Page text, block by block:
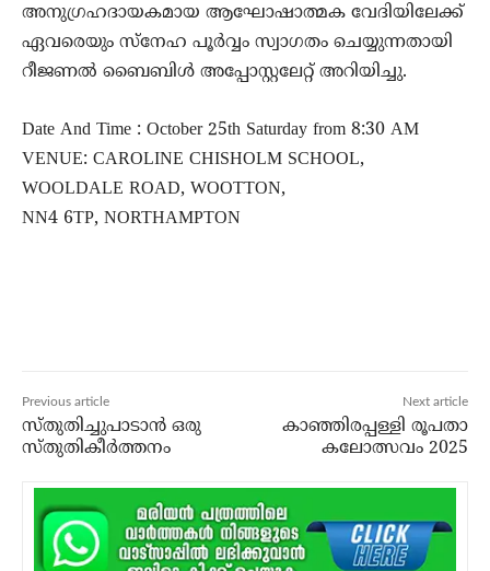
അനുഗ്രഹദായകമായ ആഘോഷാത്മക വേദിയിലേക്ക്
ഏവരെയും സ്നേഹ പൂർവ്വം സ്വാഗതം ചെയ്യുന്നതായി
റീജണൽ ബൈബിൾ അപ്പോസ്റ്റലേറ്റ് അറിയിച്ചു.
Date And Time : October 25th Saturday from 8:30 AM
VENUE: CAROLINE CHISHOLM SCHOOL,
WOOLDALE ROAD, WOOTTON,
NN4 6TP, NORTHAMPTON
Previous article
സ്തുതിച്ചുപാടാന്‍ ഒരു
സ്തുതികീര്‍ത്തനം
Next article
കാഞ്ഞിരപ്പള്ളി രൂപതാ
കലോത്സവം 2025